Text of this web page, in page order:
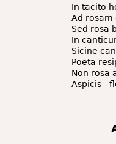
In tācito
Ad
Sed rosa
In
Sicine
Poeta
Non rosa
Āspicis -